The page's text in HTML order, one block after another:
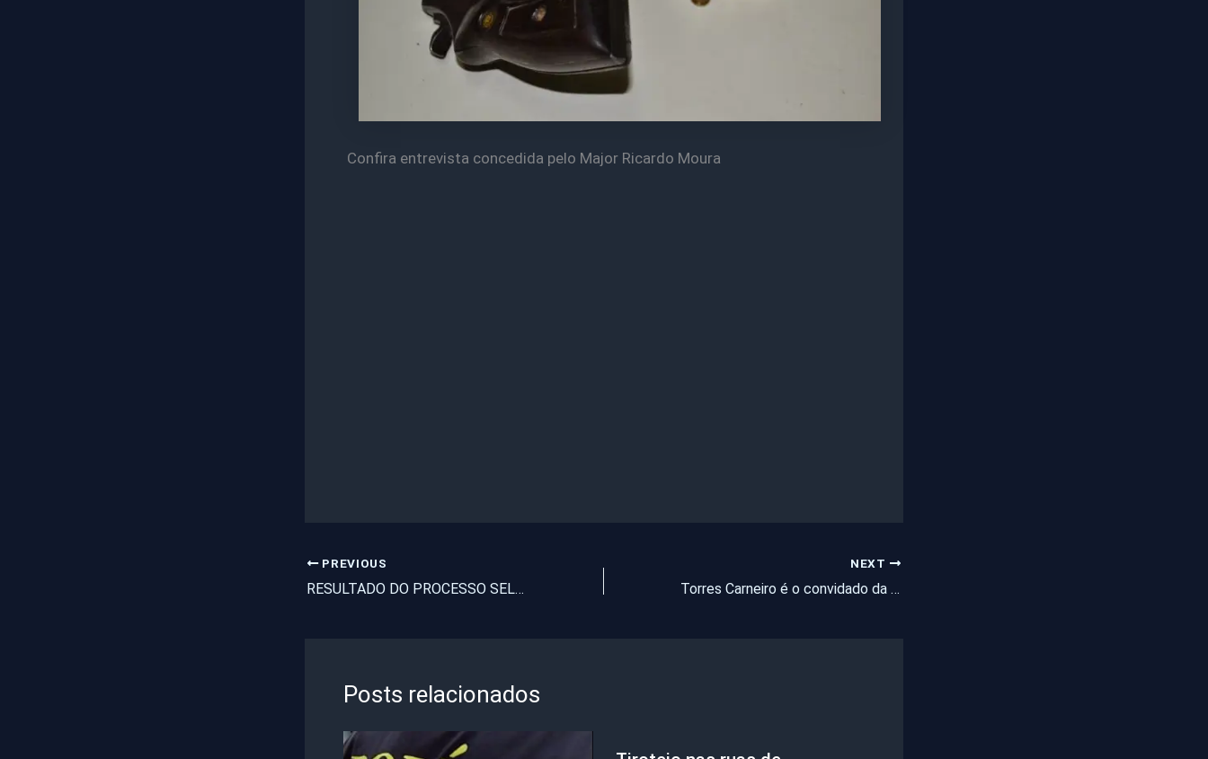
Confira entrevista concedida pelo Major Ricardo Moura
PREVIOUS
RESULTADO DO PROCESSO SELETIVO PARA O ANO LETIVO DE 2014
NEXT
Torres Carneiro é o convidado da TV Legnas deste segunda feira
Posts relacionados